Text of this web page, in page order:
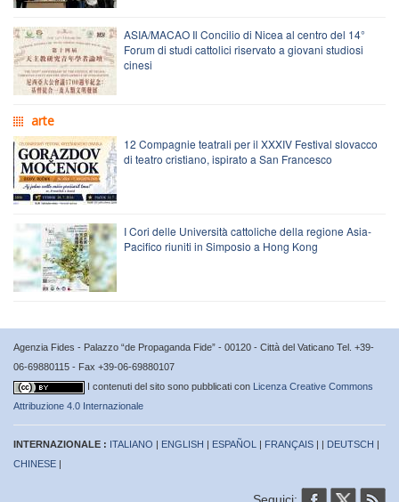
ASIA/MACAO Il Concilio di Nicea al centro del 14°
Forum di studi cattolici riservato a giovani studiosi
cinesi
arte
12 Compagnie teatrali per il XXXIV Festival slovacco
di teatro cristiano, ispirato a San Francesco
I Cori delle Università cattoliche della regione Asia-
Pacifico riuniti in Simposio a Hong Kong
Agenzia Fides - Palazzo “de Propaganda Fide” - 00120 - Città del Vaticano Tel. +39-
06-69880115 - Fax +39-06-69880107
I contenuti del sito sono pubblicati con Licenza Creative Commons
Attribuzione 4.0 Internazionale
INTERNAZIONALE : ITALIANO | ENGLISH | ESPAÑOL | FRANÇAIS | | DEUTSCH |
CHINESE |
Seguici: